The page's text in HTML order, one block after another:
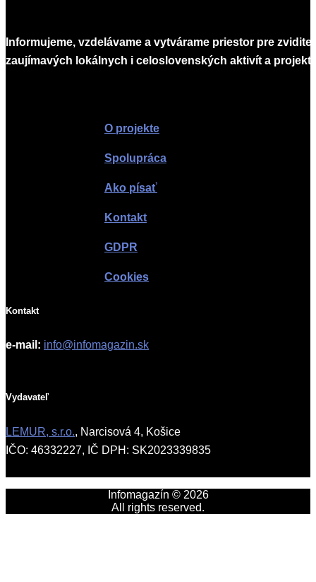
Informujeme, vzdelávame a vytvárame priestor pre
zaujímavých lokálnych i celoslovenských aktivít a
O projekte
Spolupráca
Ako písať
Kontakt
GDPR
Cookies
Kontakt
e-mail: info@infomagazin.sk
Vydavateľ
LEMUR, s.r.o., Narcisová 4, Košice
IČO: 46332227, IČ DPH: SK2023339835
Infomagazín © 2026
All rights reserved.